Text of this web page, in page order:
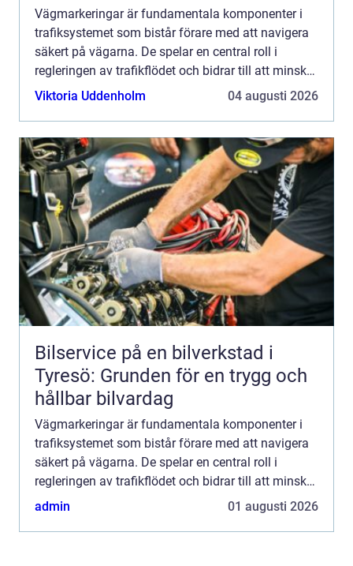
Vägmarkeringar är fundamentala komponenter i
trafiksystemet som bistår förare med att navigera
säkert på vägarna. De spelar en central roll i
regleringen av trafikflödet och bidrar till att minska
olycksriske...
Viktoria Uddenholm 04 augusti 2026
Bilservice på en bilverkstad i
Tyresö: Grunden för en trygg och
hållbar bilvardag
Vägmarkeringar är fundamentala komponenter i
trafiksystemet som bistår förare med att navigera
säkert på vägarna. De spelar en central roll i
regleringen av trafikflödet och bidrar till att minska
olycksriske...
admin 01 augusti 2026